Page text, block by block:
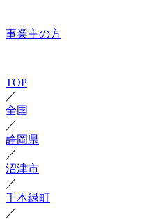
事業主の方
TOP
／
全国
／
静岡県
／
沼津市
／
千本緑町
／